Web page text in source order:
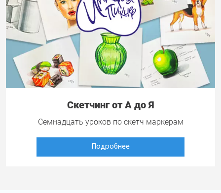
Скетчинг от А до Я
Семнадцать уроков по скетч маркерам
Подробнее